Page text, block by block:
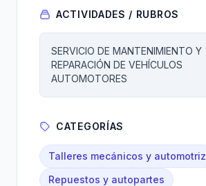
ACTIVIDADES / RUBROS
SERVICIO DE MANTENIMIENTO Y
REPARACIÓN DE VEHÍCULOS
AUTOMOTORES
CATEGORÍAS
Talleres mecánicos y automotriz
Repuestos y autopartes